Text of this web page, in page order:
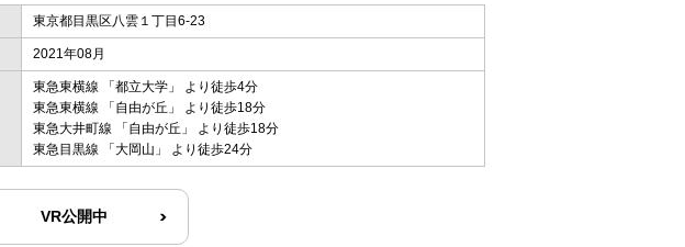
東京都目黒区八雲１丁目6-23
2021年08月
東急東横線 「 都立大学 」 より徒歩4分
東急東横線 「 自由が丘 」 より徒歩18分
東急大井町線 「 自由が丘 」 より徒歩18分
東急目黒線 「 大岡山 」 より徒歩24分
VR公開中